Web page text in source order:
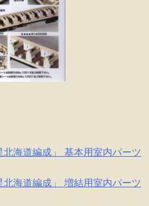
海道編成」 基本用室内パーツ
海道編成」 増結用室内パーツ